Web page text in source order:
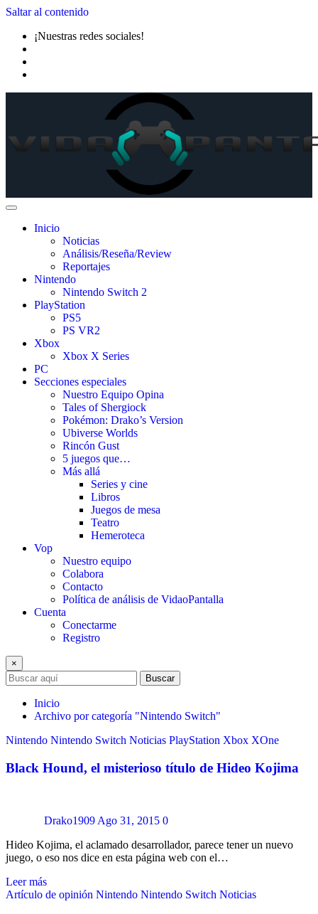
Saltar al contenido
¡Nuestras redes sociales!
Inicio
Noticias
Análisis/Reseña/Review
Reportajes
Nintendo
Nintendo Switch 2
PlayStation
PS5
PS VR2
Xbox
Xbox X Series
PC
Secciones especiales
Nuestro Equipo Opina
Tales of Shergiock
Pokémon: Drako’s Version
Ubiverse Worlds
Rincón Gust
5 juegos que…
Más allá
Series y cine
Libros
Juegos de mesa
Teatro
Hemeroteca
Vop
Nuestro equipo
Colabora
Contacto
Política de análisis de VidaoPantalla
Cuenta
Conectarme
Registro
×
Buscar
Inicio
Archivo por categoría "Nintendo Switch"
Nintendo Nintendo Switch Noticias PlayStation Xbox XOne
Black Hound, el misterioso título de Hideo Kojima
Drako1909Ago 31, 2015 0
Hideo Kojima, el aclamado desarrollador, parece tener un nuevo
juego, o eso nos dice en esta página web con el…
Leer más
Artículo de opinión Nintendo Nintendo Switch Noticias